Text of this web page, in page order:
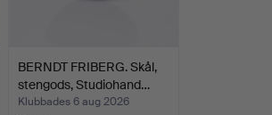
BERNDT FRIBERG. Skål,
stengods, Studiohand…
Klubbades 6 aug 2026